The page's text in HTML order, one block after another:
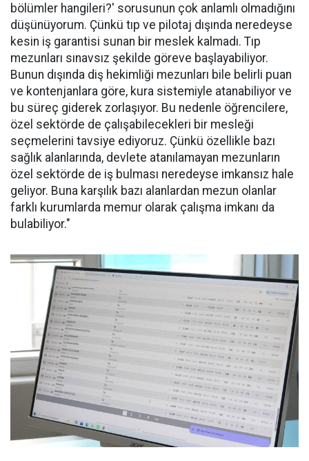
bölümler hangileri?' sorusunun çok anlamlı olmadığını
düşünüyorum. Çünkü tıp ve pilotaj dışında neredeyse
kesin iş garantisi sunan bir meslek kalmadı. Tıp
mezunları sınavsız şekilde göreve başlayabiliyor.
Bunun dışında diş hekimliği mezunları bile belirli puan
ve kontenjanlara göre, kura sistemiyle atanabiliyor ve
bu süreç giderek zorlaşıyor. Bu nedenle öğrencilere,
özel sektörde de çalışabilecekleri bir mesleği
seçmelerini tavsiye ediyoruz. Çünkü özellikle bazı
sağlık alanlarında, devlete atanılamayan mezunların
özel sektörde de iş bulması neredeyse imkansız hale
geliyor. Buna karşılık bazı alanlardan mezun olanlar
farklı kurumlarda memur olarak çalışma imkanı da
bulabiliyor."